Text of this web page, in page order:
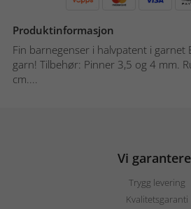
Produktinformasjon
Fin barnegenser i halvpatent i garnet
garn! Tilbehør: Pinner 3,5 og 4 mm.
cm....
Vi
Trygg levering
Kvalitetsgaranti